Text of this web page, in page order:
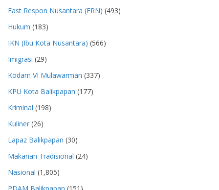
Fast Respon Nusantara (FRN) (493)
Hukum (183)
IKN (Ibu Kota Nusantara) (566)
Imigrasi (29)
Kodam VI Mulawarman (337)
KPU Kota Balikpapan (177)
Kriminal (198)
Kuliner (26)
Lapaz Balikpapan (30)
Makanan Tradisional (24)
Nasional (1,805)